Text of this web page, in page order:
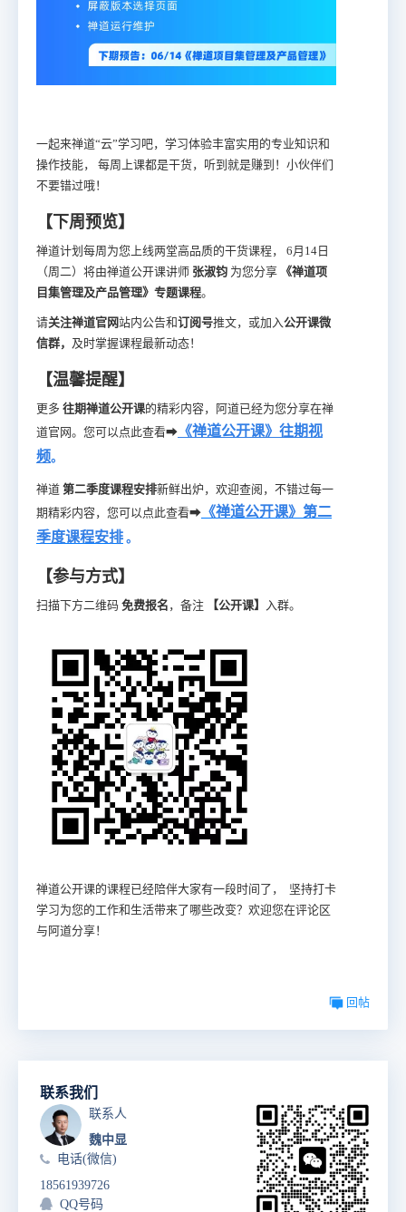
一起来禅道“云”学习吧，学习体验丰富实用的专业知识和
操作技能， 每周上课都是干货，听到就是赚到！小伙伴们
不要错过哦！
【下周预览】
禅道计划每周为您上线两堂高品质的干货课程， 6月14日
（周二）将由禅道公开课讲师 张淑钧 为您分享
《禅道项
目集管理及产品管理》专题课程。
请关注禅道官网站内公告和订阅号推文，或加入公开课微
信群， 及时掌握课程最新动态！
【温馨提醒】
更多 往期禅道公开课的精彩内容，阿道已经为您分享在禅
道官网。您可以点此查看➡ 《禅道公开课》往期视
频。
禅道 第二季度课程安排新鲜出炉，欢迎查阅，不错过每一
期精彩内容，您可以点此查看➡ 《禅道公开课》第二
季度课程安排 。
【参与方式】
扫描下方二维码 免费报名 ，备注 【公开课】 入群。
禅道公开课的课程已经陪伴大家有一段时间了， 坚持打卡
学习为您的工作和生活带来了哪些改变？欢迎您在评论区
与阿道分享！
回帖
联系我们
联系人
魏中显
电话(微信)
18561939726
QQ号码